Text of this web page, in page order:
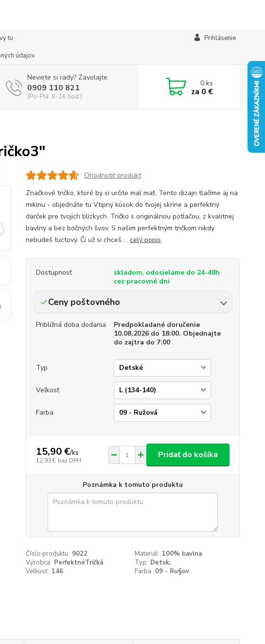
tu
údajov
Prihlásenie
Neviete si rady? Zavolajte.
0909 110 821
(Po-Pia, 8-16 hod.)
0ks
za 0 €
Ohodnotiť produkt
Značkové tričko, ktoré by si určite mal mať, Tento dizajn tlačíme aj na
mikinu - objednáte tu Vtipný kúsok do tvojej skrine a perfektný
darček pre tvojich blízkych. Tričko s originálnou potlačou, z kvalitnej
bavlny a bez bočných švov. S našim perfektným tričkom nikdy
nebudeš tuctový. Či už si chceš ... celý popis
Dostupnosť
skladom, odosielame do 24-48h
cez pracovné dni
Ceny poštovného
Približná doba dodania
Predpokladané doručenie
10.08.2026 do 18:00. Objednajte
do zajtra do 7:00
Typ
Veľkosť
Farba
15,90 €/ks
12,93 € bez DPH
Pridať do košíka
Poznámka k tomuto produktu
Číslo produktu: 9022 Materiál: 100% bavlna
Výrobca: PerfektnéTričká Typ: Detsk‚
Veľkosť: 146 Farba: 09 - Ru§ov